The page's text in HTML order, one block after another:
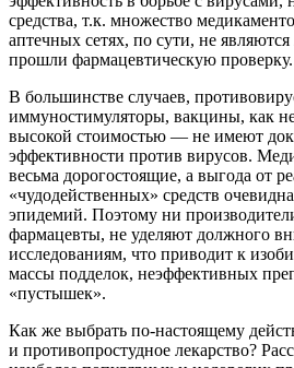
средства, т.к. множество
аптечных сетях, по сути, не
прошли фармацевтическую проверку.
В большинстве случаев,
иммуностимуляторы, вакцины, как
высокой стоимостью — не имеют
эффективности против вирусов.
весьма дорогостоящие, а выгода от
«чудодейственных» средств
эпидемий. Поэтому ни
фармацевты, не уделяют должного
исследованиям, что приводит к
массы подделок, неэффективных
«пустышек».
Как же выбрать по-настоящему
и противопростудное лекарство?